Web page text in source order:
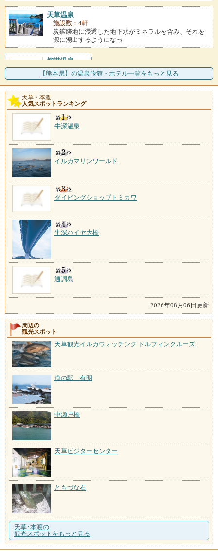
天草温泉
施設数：4軒
炭鉱跡地に浸透した地下水がミネラルを含み、それを
源に湧出するようになっ
柳港温泉
施設数：1軒
【熊本県】の温泉旅館・ホテル一覧をもっと見る
天草・本渡
人気スポットランキング
牛深温泉
イルカマリンワールド
ダイビングショップトミカワ
牛深ハイヤ大橋
通詞島
2026年08月06日更新
周辺の
観光スポット
天草観光イルカウォッチング ドルフィンクルーズ
道の駅 有明
中瀬戸橋
天草ビジターセンター
ともづな石
天草･本渡の
観光スポットをもっと見る